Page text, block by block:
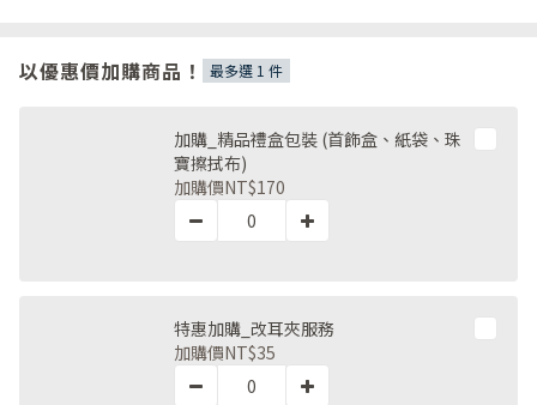
以優惠價加購商品！ 最多選 1 件
加購_精品禮盒包裝 (首飾盒、紙袋、珠
寶擦拭布)
加購價NT$170
特惠加購_改耳夾服務
加購價NT$35